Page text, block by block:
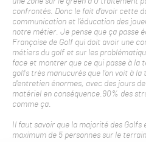
confrontés. Donc le fait d’avoir cette
communication et l’éducation des
notre métier. Je pense que ça passe
Française de Golf qui doit avoir une
métiers du golf et sur les
face et montrer que ce qui passe à la
golfs très manucurés que l’on voit à
d’entretien énormes, avec des jours
matériel en conséquence.90% des
comme ça.
Il faut savoir que la majorité des Golfs
maximum de 5 personnes sur le